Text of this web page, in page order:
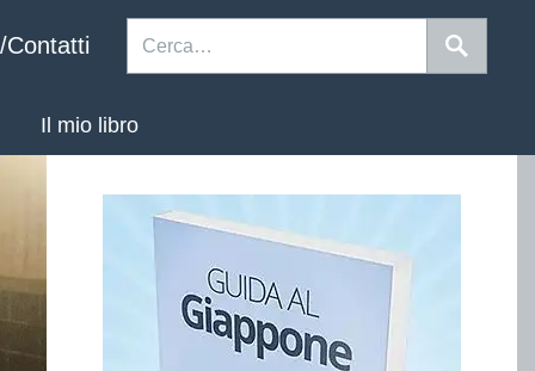
Contatti
Il mio libro